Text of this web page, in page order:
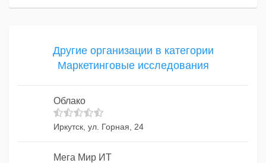
Другие организации в категории
Маркетинговые исследования
Облако
Иркутск, ул. Горная, 24
Мега Мир ИТ